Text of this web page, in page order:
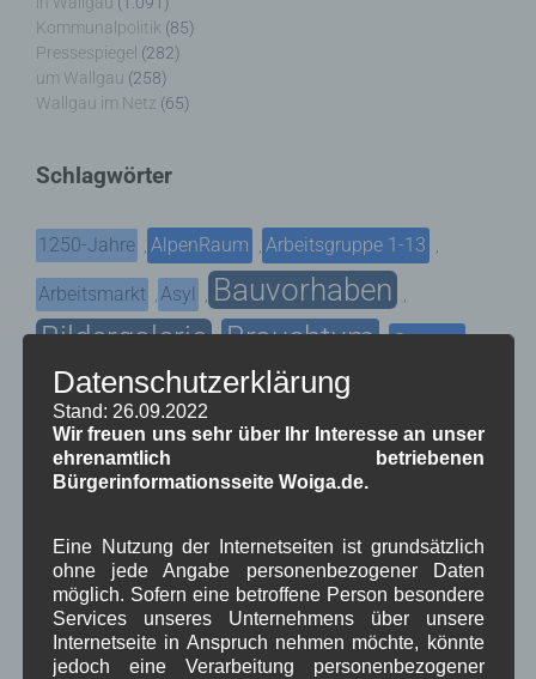
Kommunalpolitik (85)
Pressespiegel (282)
um Wallgau (258)
Wallgau im Netz (65)
Schlagwörter
1250-Jahre , AlpenRaum , Arbeitsgruppe 1-13 ,
Arbeitsmarkt ,Asyl , Bauvorhaben ,
Bildergalerie Brauchtum Corona
Dorferneuerung , Dorfleben
Dorfplatz ,Energiewende Fest ,G7 ,
Gesundheit , Gewerbe , Haushalt
Kirche ,Kunsthandwerk ,Landwirtschaft ,
Musik , Natur und Umwelt ,Ochsenrennen
Schule , Sport , Tagespflege , Tourismus ,
Datenschutzerklärung
Stand: 26.09.2022
Wir freuen uns sehr über Ihr Interesse an unser
ehrenamtlich betriebenen
Bürgerinformationsseite Woiga.de.
Eine Nutzung der Internetseiten ist grundsätzlich
ohne jede Angabe personenbezogener Daten
möglich. Sofern eine betroffene Person besondere
Services unseres Unternehmens über unsere
Internetseite in Anspruch nehmen möchte, könnte
jedoch eine Verarbeitung personenbezogener